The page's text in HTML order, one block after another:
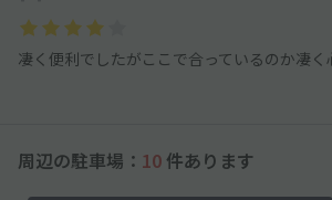
凄く便利でしたがここで合っているのか凄く
周辺の駐車場： 10 件あります